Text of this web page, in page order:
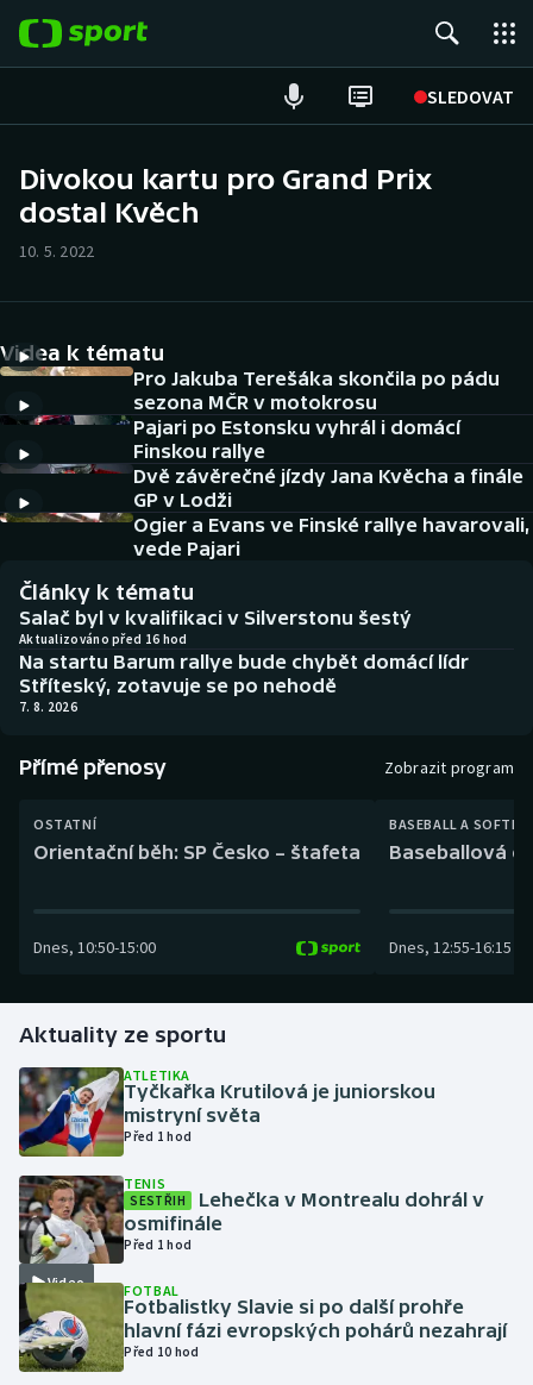
SLEDOVAT
Hokej
Cyklistika
DALŠÍ SPORTY
Americký fotbal
Baseball a softbal
Basketbal
Biatlon
Box
Curling
Florbal
Futsal
Golf
Gymnastika
Házená
Jezdectví
Judo
Krasobruslení
NEPŘEHLÉDNĚTE
Historické návraty
Aplikace ČT sport
Divokou kartu pro Grand Prix
dostal Kvěch
10. 5. 2022
Videa k tématu
Pro Jakuba Terešáka skončila po pádu
sezona MČR v motokrosu
Pajari po Estonsku vyhrál i domácí
Finskou rallye
Dvě závěrečné jízdy Jana Kvěcha a finále
GP v Lodži
Ogier a Evans ve Finské rallye havarovali,
vede Pajari
Články k tématu
Salač byl v kvalifikaci v Silverstonu šestý
Aktualizováno před 16 hod
Na startu Barum rallye bude chybět domácí lídr
Stříteský, zotavuje se po nehodě
7. 8. 2026
Přímé přenosy Zobrazit program
OSTATNÍ
Orientační běh: SP Česko – štafeta
Dnes, 10:50-15:00
BASEBALL A
Baseballová
Dnes, 12:55-16:15
Aktuality ze sportu
ATLETIKA
Tyčkařka Krutilová je juniorskou
mistryní světa
Před 1 hod
Video
TENIS
SESTŘIH
Lehečka v Montrealu dohrál v
osmifinále
Před 1 hod
FOTBAL
Fotbalistky Slavie si po další prohře
hlavní fázi evropských pohárů nezahrají
Před 10 hod